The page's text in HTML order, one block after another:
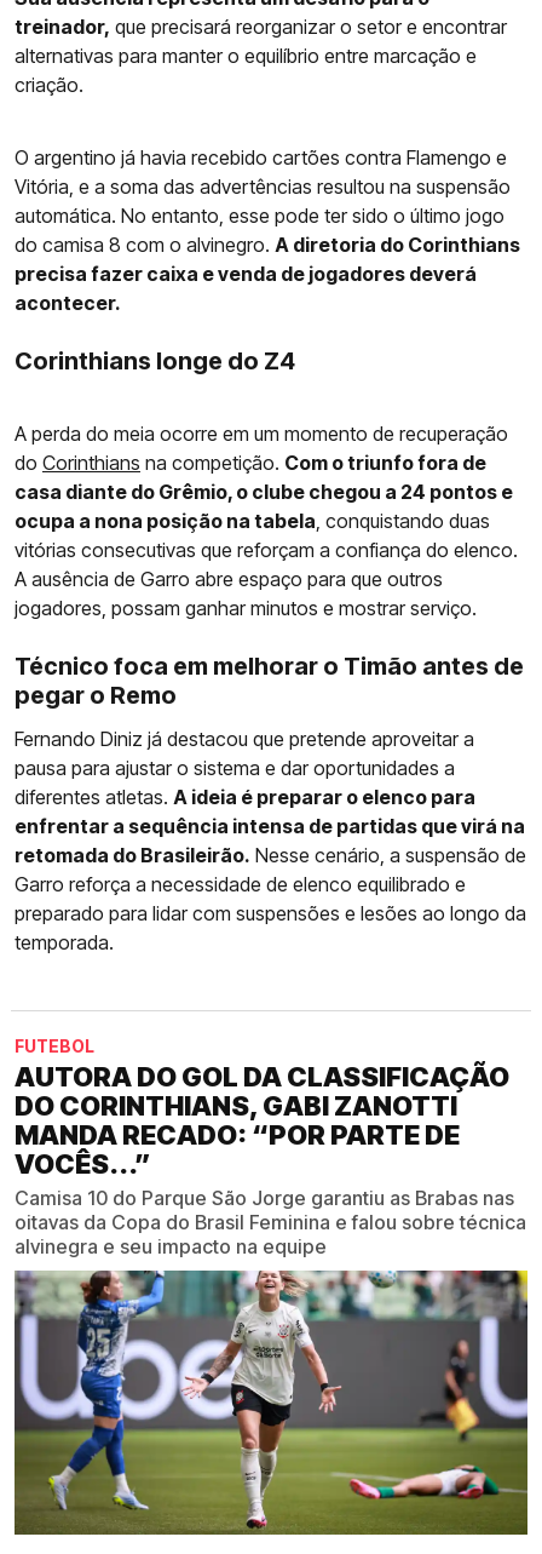
treinador, que precisará reorganizar o setor e encontrar
alternativas para manter o equilíbrio entre marcação e
criação.
O argentino já havia recebido cartões contra Flamengo e
Vitória, e a soma das advertências resultou na suspensão
automática. No entanto, esse pode ter sido o último jogo
do camisa 8 com o alvinegro. A diretoria do Corinthians
precisa fazer caixa e venda de jogadores deverá
acontecer.
Corinthians longe do Z4
A perda do meia ocorre em um momento de recuperação
do Corinthians na competição. Com o triunfo fora de
casa diante do Grêmio, o clube chegou a 24 pontos e
ocupa a nona posição na tabela , conquistando duas
vitórias consecutivas que reforçam a confiança do elenco.
A ausência de Garro abre espaço para que outros
jogadores, possam ganhar minutos e mostrar serviço.
Técnico foca em melhorar o Timão antes de
pegar o Remo
Fernando Diniz já destacou que pretende aproveitar a
pausa para ajustar o sistema e dar oportunidades a
diferentes atletas. A ideia é preparar o elenco para
enfrentar a sequência intensa de partidas que virá na
retomada do Brasileirão. Nesse cenário, a suspensão de
Garro reforça a necessidade de elenco equilibrado e
preparado para lidar com suspensões e lesões ao longo da
temporada.
FUTEBOL
AUTORA DO GOL DA CLASSIFICAÇÃO
DO CORINTHIANS, GABI ZANOTTI
MANDA RECADO: “POR PARTE DE
VOCÊS...”
Camisa 10 do Parque São Jorge garantiu as Brabas nas
oitavas da Copa do Brasil Feminina e falou sobre técnica
alvinegra e seu impacto na equipe